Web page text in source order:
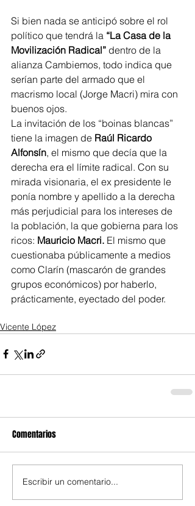
Si bien nada se anticipó sobre el rol
político que tendrá la “La Casa de la
Movilización Radical” dentro de la
alianza Cambiemos, todo indica que
serían parte del armado que el
macrismo local (Jorge Macri) mira con
buenos ojos.
La invitación de los “boinas blancas”
tiene la imagen de Raúl Ricardo
Alfonsín, el mismo que decía que la
derecha era el límite radical. Con su
mirada visionaria, el ex presidente le
ponía nombre y apellido a la derecha
más perjudicial para los intereses de
la población, la que gobierna para los
ricos: Mauricio Macri. El mismo que
cuestionaba públicamente a medios
como Clarín (mascarón de grandes
grupos económicos) por haberlo,
prácticamente, eyectado del poder.
Vicente López
Comentarios
Escribir un comentario...